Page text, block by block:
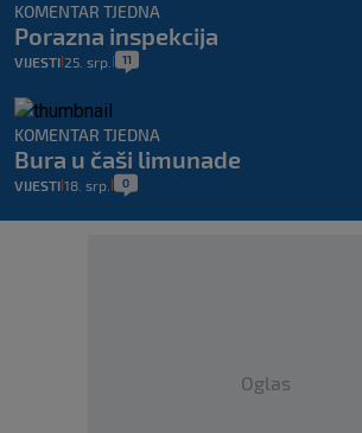
KOMENTAR TJEDNA
Porazna inspekcija
VIJESTI 25. srp. 11
KOMENTAR TJEDNA
Bura u čaši limunade
VIJESTI 18. srp. 0
Oglas